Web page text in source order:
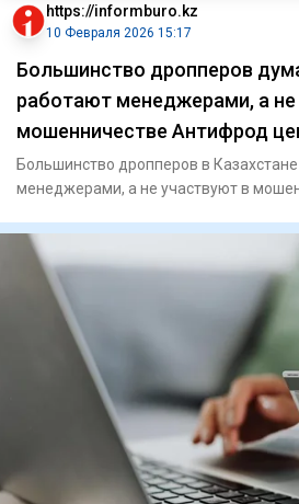
https://informburo.kz
10 Февраля 2026 15:17
Большинство дропперов
работают менеджерами, а не
мошенничестве Антифрод
Большинство дропперов в
менеджерами, а не участвуют в